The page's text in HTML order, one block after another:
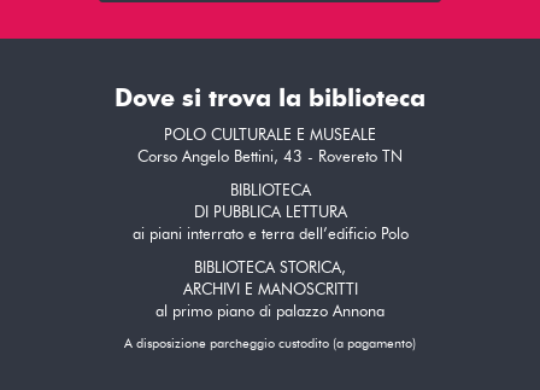
Dove si trova la biblioteca
POLO CULTURALE E MUSEALE
Corso Angelo Bettini, 43 - Rovereto TN
BIBLIOTECA
DI PUBBLICA LETTURA
ai piani interrato e terra dell’edificio Polo
BIBLIOTECA STORICA,
ARCHIVI E MANOSCRITTI
al primo piano di palazzo Annona
A disposizione parcheggio custodito (a pagamento)